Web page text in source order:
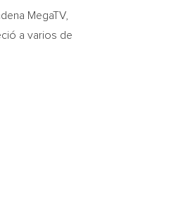
MegaTV,
a varios de